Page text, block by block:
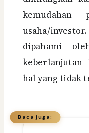
kemudahan
usaha/
dipahami
keberlanjutan
hal yang tidak
Baca juga: